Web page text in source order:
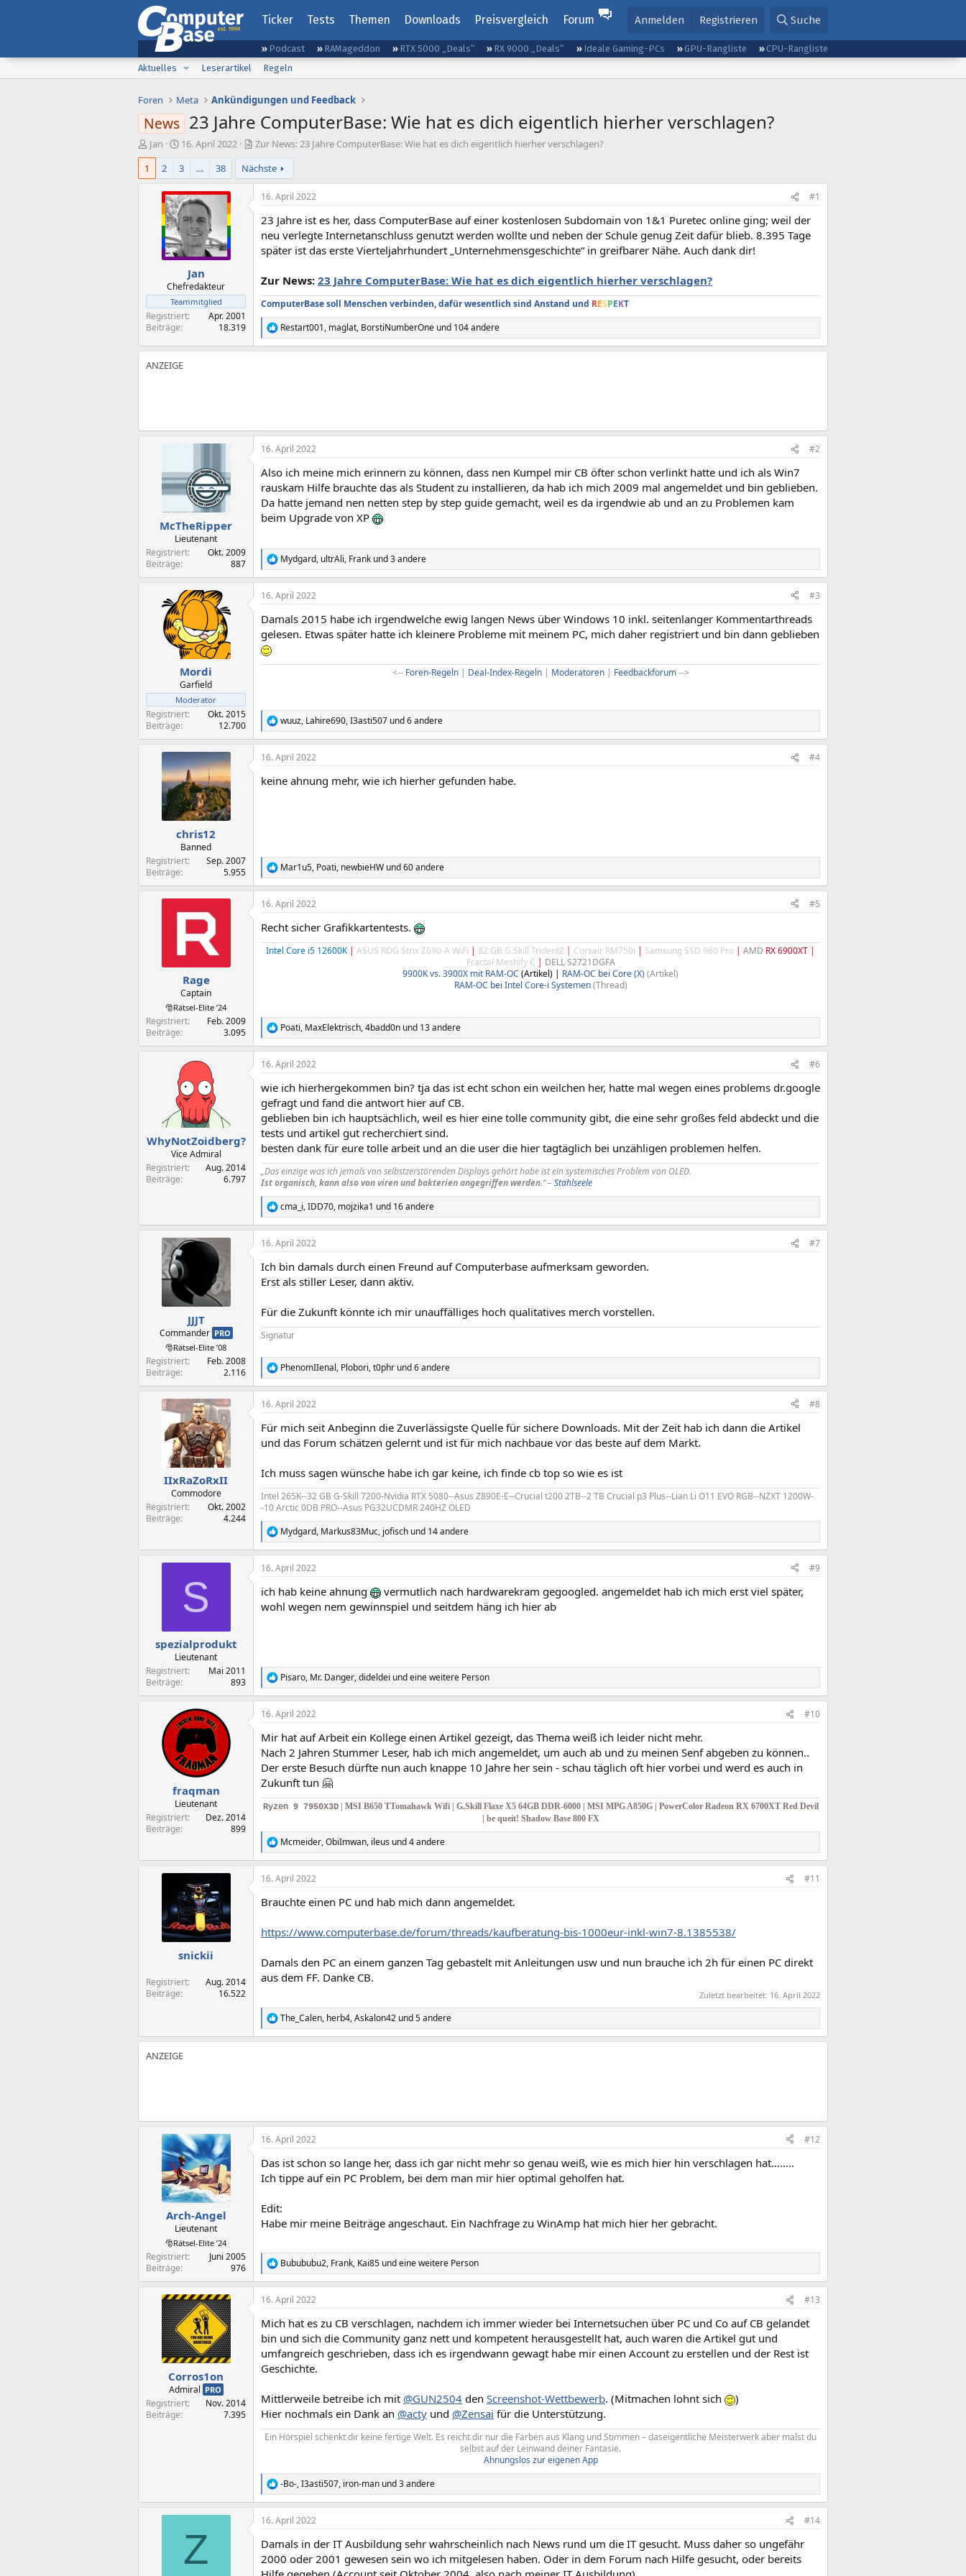
Ticker Tests Themen Downloads Preisvergleich Forum Anmelden Registrieren Suche
Podcast RAMageddon RTX 5000 „Deals“ RX 9000 „Deals“ Ideale Gaming-PCs GPU-Rangliste
CPU-Rangliste
Aktuelles
Leserartikel Regeln
Foren Meta Ankündigungen und Feedback
News 23 Jahre ComputerBase: Wie hat es dich eigentlich hierher verschlagen?
E
r
t
Jan
E
r
s
t
e
l
l
t
a
m
16. April 2022
Zur News: 23 Jahre ComputerBase: Wie hat es dich eigentlich hierher verschlagen?
1
2 3 … 38 Nächste
Jan
Chefredakteur
Teammitglied
Registriert
Apr. 2001
Beiträge
18.319
16. April 2022 #1
23 Jahre ist es her, dass ComputerBase auf einer kostenlosen Subdomain von 1&1 Puretec online ging; weil der
neu verlegte Internetanschluss genutzt werden wollte und neben der Schule genug Zeit dafür blieb. 8.395 Tage
später ist das erste Vierteljahrhundert „Unternehmensgeschichte“ in greifbarer Nähe. Auch dank dir!
Zur News: 23 Jahre ComputerBase: Wie hat es dich eigentlich hierher verschlagen?
ComputerBase soll Menschen verbinden, dafür wesentlich sind Anstand und RESPEKT
R
e
a
n
:
Restart001, maglat, BorstiNumberOne und 104 andere
McTheRipper
Lieutenant
Registriert
Okt. 2009
Beiträge
887
16. April 2022 #2
Also ich meine mich erinnern zu können, dass nen Kumpel mir CB öfter schon verlinkt hatte und ich als Win7
rauskam Hilfe brauchte das als Student zu installieren, da hab ich mich 2009 mal angemeldet und bin geblieben.
Da hatte jemand nen netten step by step guide gemacht, weil es da irgendwie ab und an zu Problemen kam
beim Upgrade von XP
R
e
a
k
i
o
n
e
n
Mydgard, ultrAli, Frank und 3 andere
Mordi
Garfield
Moderator
Registriert
Okt. 2015
Beiträge
12.700
16. April 2022 #3
Damals 2015 habe ich irgendwelche ewig langen News über Windows 10 inkl. seitenlanger Kommentarthreads
gelesen. Etwas später hatte ich kleinere Probleme mit meinem PC, mich daher registriert und bin dann geblieben
<-- Foren-Regeln| Deal-Index-Regeln| Moderatoren| Feedbackforum-->​
R
e
a
k
i
wuuz, Lahire690,I3asti507 und 6 andere
chris12
Banned
Registriert
Sep. 2007
Beiträge
5.955
16. April 2022 #4
keine ahnung mehr, wie ich hierher gefunden habe.
R
e
a
k
i
o
n
Mar1u5, Poati, newbieHW und 60 andere
Rage
Captain
🎅Rätsel-Elite ’24
Registriert
Feb. 2009
Beiträge
3.095
16. April 2022 #5
Recht sicher Grafikkartentests.
Intel Core i5 12600K | ASUS ROG Strix Z690-A WiFi | 32 GB G.Skill TridentZ | Corsair RM750i | Samsung SSD 960 Pro | AMD RX 6900XT |
Fractal Meshify C | DELL S2721DGFA
9900K vs. 3900X mit RAM-OC (Artikel) | RAM-OC bei Core (X) (Artikel)
RAM-OC bei Intel Core-i Systemen(Thread)​
R
e
a
k
i
o
n
e
n
:
Poati, MaxElektrisch,4badd0n und 13 andere
WhyNotZoidberg?
Vice Admiral
Registriert
Aug. 2014
Beiträge
6.797
16. April 2022 #6
wie ich hierhergekommen bin? tja das ist echt schon ein weilchen her, hatte mal wegen eines problems dr.google
gefragt und fand die antwort hier auf CB.
geblieben bin ich hauptsächlich, weil es hier eine tolle community gibt, die eine sehr großes feld abdeckt und die
tests und artikel gut recherchiert sind.
besten dank für eure tolle arbeit und an die user die hier tagtäglich bei unzähligen problemen helfen.
„Das einzige was ich jemals von selbstzerstörenden Displays gehört habe ist ein systemisches Problem von OLED.
Ist organisch, kann also von viren und bakterien angegriffen werden.“ –Stahlseele
R
e
a
k
i
o
n
:
cma_i,IDD70, mojzika1 und 16 andere
JJJT
Commander PRO
🎅Rätsel-Elite ’08
Registriert
Feb. 2008
Beiträge
2.116
16. April 2022 #7
Ich bin damals durch einen Freund auf Computerbase aufmerksam geworden.
Erst als stiller Leser, dann aktiv.
Für die Zukunft könnte ich mir unauffälliges hoch qualitatives merch vorstellen.
Signatur
R
e
a
k
i
o
n
:
PhenomIIenal, Plobori,t0phr und 6 andere
IIxRaZoRxII
Commodore
Registriert
Okt. 2002
Beiträge
4.244
16. April 2022 #8
Für mich seit Anbeginn die Zuverlässigste Quelle für sichere Downloads. Mit der Zeit hab ich dann die Artikel
und das Forum schätzen gelernt und ist für mich nachbaue vor das beste auf dem Markt.
Ich muss sagen wünsche habe ich gar keine, ich finde cb top so wie es ist
Intel 265K--32 GB G-Skill 7200-Nvidia RTX 5080--Asus Z890E-E--Crucial t200 2TB--2 TB Crucial p3 Plus--Lian Li O11 EVO RGB--NZXT 1200W-
-10 Arctic 0DB PRO--Asus PG32UCDMR 240HZ OLED
R
e
a
k
i
o
Mydgard, Markus83Muc, jofisch und 14 andere
S
spezialprodukt
Lieutenant
Registriert
Mai 2011
Beiträge
893
16. April 2022 #9
ich hab keine ahnung
vermutlich nach hardwarekram gegoogled. angemeldet hab ich mich erst viel später,
wohl wegen nem gewinnspiel und seitdem häng ich hier ab
R
e
a
k
i
o
n
e
n
:
Pisaro, Mr. Danger,dideldei und eine weitere Person
fraqman
Lieutenant
Registriert
Dez. 2014
Beiträge
899
16. April 2022 #10
Mir hat auf Arbeit ein Kollege einen Artikel gezeigt, das Thema weiß ich leider nicht mehr.
Nach 2 Jahren Stummer Leser, hab ich mich angemeldet, um auch ab und zu meinen Senf abgeben zu können..
Der erste Besuch dürfte nun auch knappe 10 Jahre her sein - schau täglich oft hier vorbei und werd es auch in
Zukunft tun 🤗
Ryzen 9 7950X3D| MSI B650 TTomahawk Wifi | G.Skill Flaxe X5 64GB DDR-6000 | MSI MPG A850G | PowerColor Radeon RX 6700XT Red Devil
| be queit! Shadow Base 800 FX
R
e
a
k
i
n
e
:
Mcmeider,ObiImwan, ileus und 4 andere
snickii
Registriert
Aug. 2014
Beiträge
16.522
16. April 2022 #11
Brauchte einen PC und hab mich dann angemeldet.
https://www.computerbase.de/forum/threads/kaufberatung-bis-1000eur-inkl-win7-8.1385538/
Damals den PC an einem ganzen Tag gebastelt mit Anleitungen usw und nun brauche ich 2h für einen PC direkt
aus dem FF. Danke CB.
Zuletzt bearbeitet: 16. April 2022
R
e
a
n
:
The_Calen, herb4,Askalon42 und 5 andere
Arch-Angel
Lieutenant
🎅Rätsel-Elite ’24
Registriert
Juni 2005
Beiträge
976
16. April 2022 #12
Das ist schon so lange her, dass ich gar nicht mehr so genau weiß, wie es mich hier hin verschlagen hat……..
Ich tippe auf ein PC Problem, bei dem man mir hier optimal geholfen hat.
Edit:
Habe mir meine Beiträge angeschaut. Ein Nachfrage zu WinAmp hat mich hier her gebracht.
R
e
a
k
i
o
e
n
Bubububu2, Frank, Kai85 und eine weitere Person
Corros1on
Admiral PRO
Registriert
Nov. 2014
Beiträge
7.395
16. April 2022 #13
Mich hat es zu CB verschlagen, nachdem ich immer wieder bei Internetsuchen über PC und Co auf CB gelandet
bin und sich die Community ganz nett und kompetent herausgestellt hat, auch waren die Artikel gut und
umfangreich geschrieben, dass ich es irgendwann gewagt habe mir einen Account zu erstellen und der Rest ist
Geschichte.
Mittlerweile betreibe ich mit @GUN2504 den Screenshot-Wettbewerb. (Mitmachen lohnt sich
)
Hier nochmals ein Dank an @acty und @Zensai für die Unterstützung.
Ein Hörspiel schenkt dir keine fertige Welt. Es reicht dir nur die Farben aus Klang und Stimmen – daseigentliche Meisterwerk aber malst du
selbst auf der Leinwand deiner Fantasie.
Ahnungslos zur eigenen App
R
e
a
k
i
o
n
-Bo-,I3asti507, iron-man und 3 andere
Z
16. April 2022 #14
Damals in der IT Ausbildung sehr wahrscheinlich nach News rund um die IT gesucht. Muss daher so ungefähr
2000 oder 2001 gewesen sein wo ich mitgelesen haben. Oder in dem Forum nach Hilfe gesucht, oder bereits